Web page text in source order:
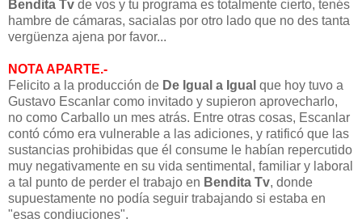
Bendita Tv de vos y tu programa es totalmente cierto, tenés
hambre de cámaras, sacialas por otro lado que no des tanta
vergüenza ajena por favor...
NOTA APARTE.-
Felicito a la producción de De Igual a Igual que hoy tuvo a
Gustavo Escanlar como invitado y supieron aprovecharlo,
no como Carballo un mes atrás. Entre otras cosas, Escanlar
contó cómo era vulnerable a las adiciones, y ratificó que las
sustancias prohibidas que él consume le habían repercutido
muy negativamente en su vida sentimental, familiar y laboral
a tal punto de perder el trabajo en Bendita Tv, donde
supuestamente no podía seguir trabajando si estaba en
"esas condiuciones".